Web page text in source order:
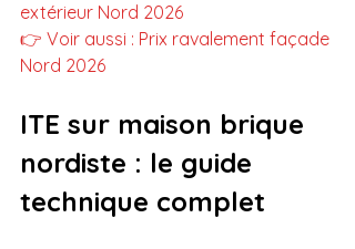
extérieur Nord 2026
👉 Voir aussi : Prix ravalement façade
Nord 2026
ITE sur maison brique
nordiste : le guide
technique complet